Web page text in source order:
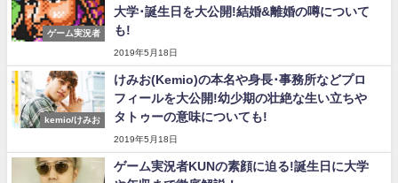
ゲーム実況者
大学･誕生日を大公開!結婚&離婚の噂について
も!
2019年5月18日
kemio/けみお
けみお(Kemio)の本名や身長･事務所などプロ
フィールを大公開!幼少期の壮絶な生い立ちや
タトゥーの意味についても!
2019年5月18日
ゲーム実況者KUNの素顔に迫る!誕生日に大学